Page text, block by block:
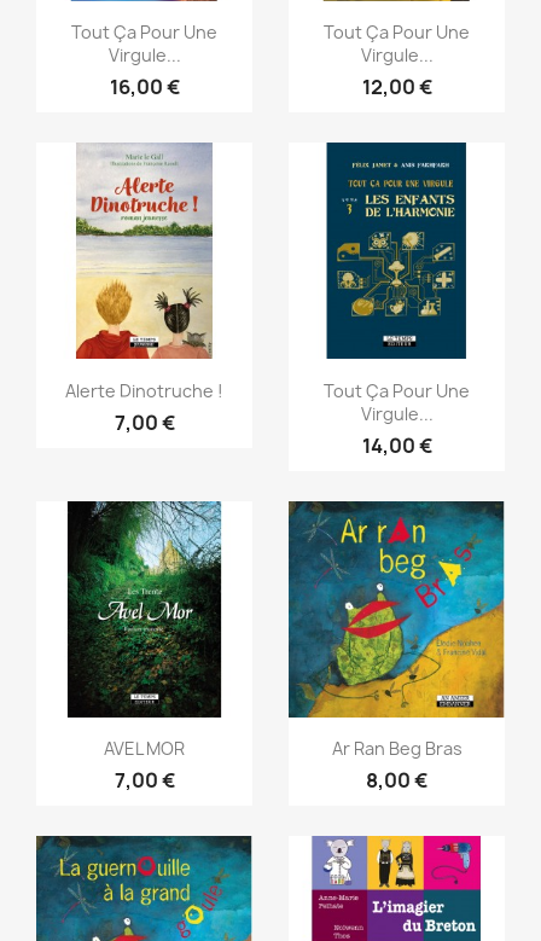
Aperçu rapide
Tout Ça Pour Une
Virgule...
16,00 €
Aperçu rapide
Tout Ça Pour Une
Virgule...
12,00 €
Aperçu rapide
Alerte Dinotruche !
7,00 €
Aperçu rapide
Tout Ça Pour Une
Virgule...
14,00 €
Aperçu rapide
AVEL MOR
7,00 €
Aperçu rapide
Ar Ran Beg Bras
8,00 €